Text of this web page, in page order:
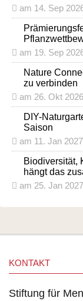
am 14. Sep
am 19. Sep
Nature
zu verbinden
am 26. Okt 2026
DIY-
Saison
am 11. Jan 2027
Biodiversität,
hängt das
am 25. Jan 2027
KONTAKT
Stiftung für